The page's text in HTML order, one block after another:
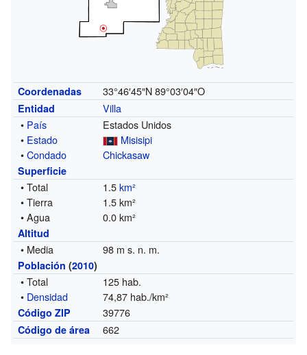
Coordenadas 33°46′45″N 89°03′04″O
Entidad
Villa
• País
Estados Unidos
• Estado
Misisipi
•Condado Chickasaw
Superficie
• Total 1.5km²
• Tierra
1.5 km²
• Agua
0.0 km²
Altitud
• Media 98 m s. n. m.
Población (2010)
• Total
125 hab.
• Densidad 74,87 hab./km²
Código ZIP 39776
Código de área 662